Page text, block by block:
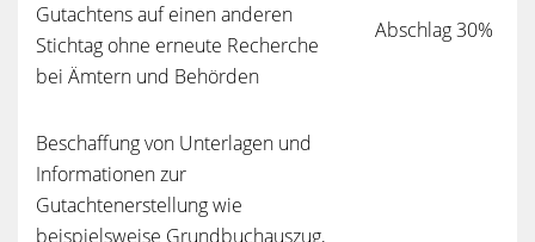
Gutachtens auf einen anderen
Stichtag ohne erneute Recherche
bei Ämtern und Behörden
Abschlag 30%
Beschaffung von Unterlagen und
Informationen zur
Gutachtenerstellung wie
beispielsweise Grundbuchauszug,